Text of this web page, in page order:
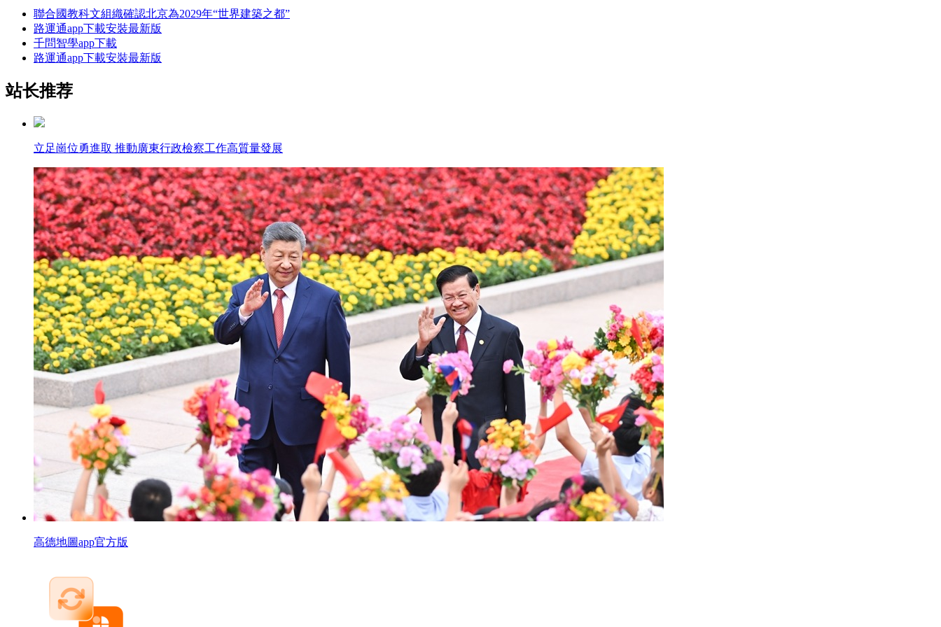
聯合國教科文組織確認北京為2029年“世界建築之都”
路運通app下載安裝最新版
千問智學app下載
路運通app下載安裝最新版
站长推荐
立足崗位勇進取 推動廣東行政檢察工作高質量發展
高德地圖app官方版